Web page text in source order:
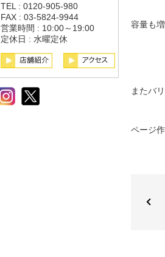
容量も
またバ
ページ
TEL : 0120-905-980
FAX : 03-5824-9944
営業時間 : 10:00～19:00
定休日 : 水曜定休